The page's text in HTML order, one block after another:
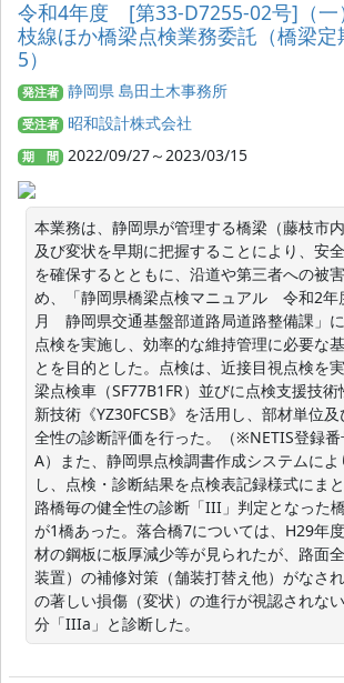
令和4年度 [第33-D7255-02号]（一
枝線ほか橋梁点検業務委託（橋梁
5）
発注者 静岡県 島田土木事務所
受注者 昭和設計株式会社
期 間 2022/09/27～2023/03/15
本業務は、静岡県が管理する橋梁（藤枝市
及び変状を早期に把握することにより、安
を確保するとともに、沿道や第三者への被
め、「静岡県橋梁点検マニュアル　令和2
月　静岡県交通基盤部道路局道路整備課」
点検を実施し、効率的な維持管理に必要な
とを目的とした。点検は、近接目視点検を
梁点検車（SF77B1FR）並びに点検支援技術
新技術《YZ30FCSB》を活用し、部材単位
全性の診断評価を行った。（※NETIS登録
A）また、静岡県点検調書作成システムによ
し、点検・診断結果を点検表記録様式にま
路橋毎の健全性の診断「III」判定となった橋
が1橋あった。落合橋7については、H29年
材の鋼板に板厚減少等が見られたが、路面
装置）の補修対策（舗装打替え他）がなさ
の著しい損傷（変状）の進行が視認されな
分「IIIa」と診断した。